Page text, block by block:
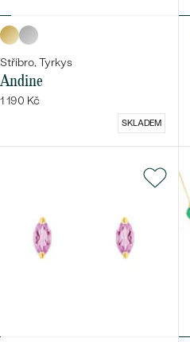
Stříbro, Tyrkys
Andine
1 190 Kč
SKLADEM